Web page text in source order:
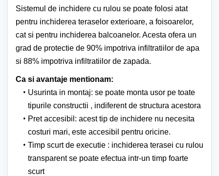
Sistemul de inchidere cu rulou se poate folosi atat
pentru inchiderea teraselor exterioare, a foisoarelor,
cat si pentru inchiderea balcoanelor. Acesta ofera un
grad de protectie de 90% impotriva infiltratiilor de apa
si 88% impotriva infiltratiilor de zapada.
Ca si avantaje mentionam:
Usurinta in montaj: se poate monta usor pe toate
tipurile constructii , indiferent de structura acestora
Pret accesibil: acest tip de inchidere nu necesita
costuri mari, este accesibil pentru oricine.
Timp scurt de executie : inchiderea terasei cu rulou
transparent se poate efectua intr-un timp foarte
scurt